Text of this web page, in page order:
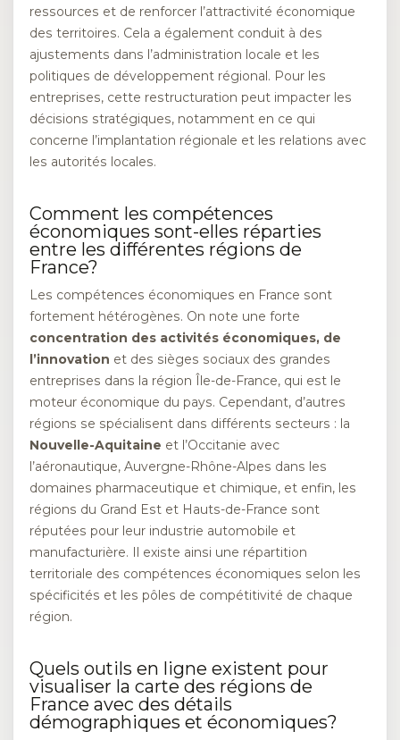
ressources et de renforcer l’attractivité économique
des territoires. Cela a également conduit à des
ajustements dans l’administration locale et les
politiques de développement régional. Pour les
entreprises, cette restructuration peut impacter les
décisions stratégiques, notamment en ce qui
concerne l’implantation régionale et les relations avec
les autorités locales.
Comment les compétences
économiques sont-elles réparties
entre les différentes régions de
France?
Les compétences économiques en France sont
fortement hétérogènes. On note une forte
concentration des activités économiques, de
l’innovation et des sièges sociaux des grandes
entreprises dans la région Île-de-France, qui est le
moteur économique du pays. Cependant, d’autres
régions se spécialisent dans différents secteurs : la
Nouvelle-Aquitaine et l’Occitanie avec
l’aéronautique, Auvergne-Rhône-Alpes dans les
domaines pharmaceutique et chimique, et enfin, les
régions du Grand Est et Hauts-de-France sont
réputées pour leur industrie automobile et
manufacturière. Il existe ainsi une répartition
territoriale des compétences économiques selon les
spécificités et les pôles de compétitivité de chaque
région.
Quels outils en ligne existent pour
visualiser la carte des régions de
France avec des détails
démographiques et économiques?